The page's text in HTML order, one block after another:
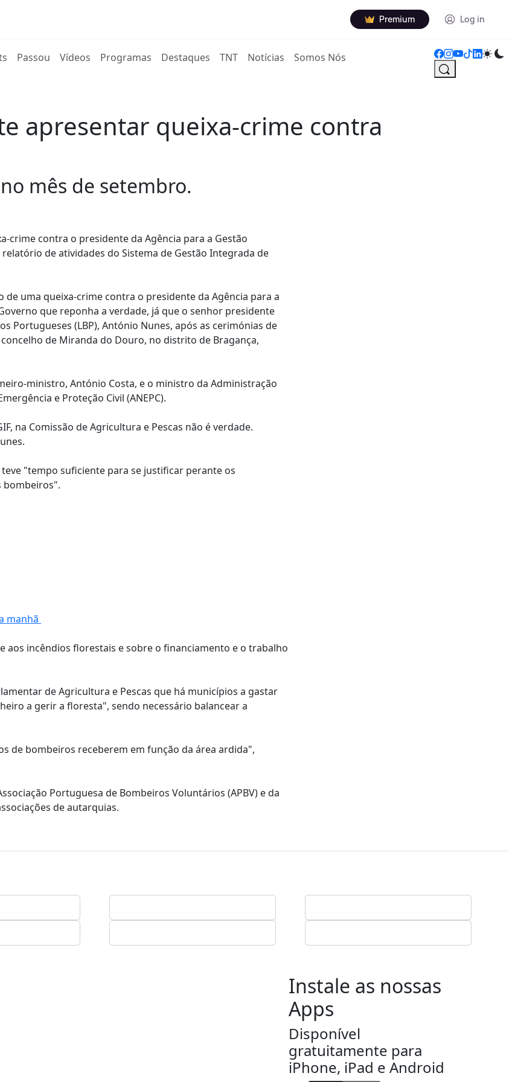
Premium Log in
Passou Vídeos Programas Destaques TNT Notícias Somos Nós
apresentar queixa-crime contra
mês de setembro.
crime contra o presidente da Agência para a Gestão
de atividades do Sistema de Gestão Integrada de
uma queixa-crime contra o presidente da Agência para a
que reponha a verdade, já que o senhor presidente
Portugueses (LBP), António Nunes, após as cerimónias de
de Miranda do Douro, no distrito de Bragança,
ministro, António Costa, e o ministro da Administração
e Proteção Civil (ANEPC).
na Comissão de Agricultura e Pescas não é verdade.
teve "tempo suficiente para se justificar perante os
bombeiros".
manhã
incêndios florestais e sobre o financiamento e o trabalho
de Agricultura e Pescas que há municípios a gastar
a gerir a floresta", sendo necessário balancear a
de bombeiros receberem em função da área ardida",
Portuguesa de Bombeiros Voluntários (APBV) e da
de autarquias.
Instale as nossas
Apps
Disponível
gratuitamente para
iPhone, iPad e Android